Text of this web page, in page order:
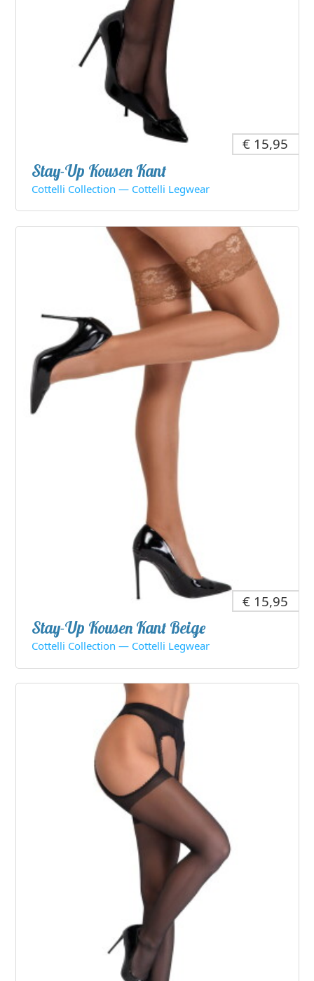
€ 15,95
Stay-Up Kousen Kant
Cottelli Collection — Cottelli Legwear
€ 15,95
Stay-Up Kousen Kant Beige
Cottelli Collection — Cottelli Legwear